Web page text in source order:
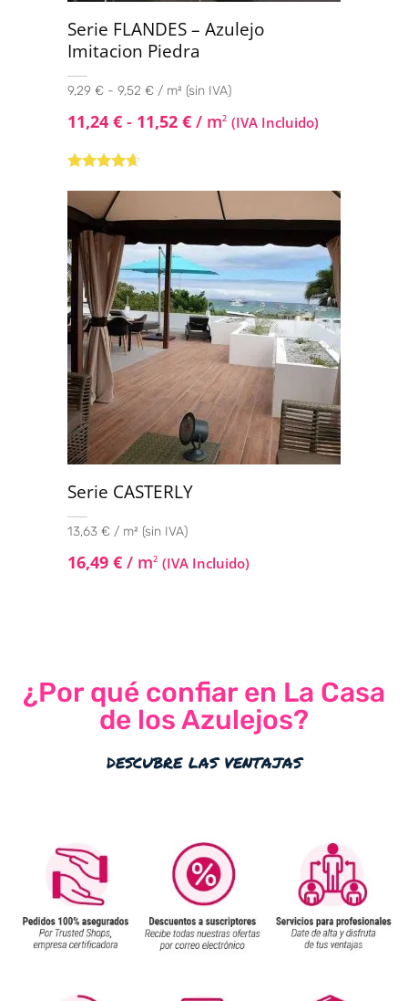
Serie FLANDES – Azulejo
Imitacion Piedra
9,29 € - 9,52 € / m² (sin IVA)
11,24 € - 11,52 € / m2 (IVA Incluido)
con4.50de
5
Serie CASTERLY
13,63 € / m² (sin IVA)
16,49 € / m2 (IVA Incluido)
¿Por qué confiar en La Casa
de los Azulejos?
descubre las ventajas